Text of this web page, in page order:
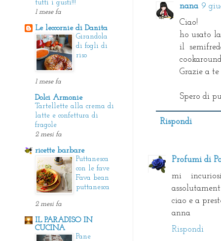
nana 9
Ciao!
ho usato
il
Grazie a
Spero di
Rispondi
Profumi di
mi
ciao e a
anna
Rispondi
tutti i gusti!!!
1 mese fa
Le leccornie di Danita
Girandola
di fogli di
riso
1 mese fa
Dolci Armonie
Tartellette alla crema di
latte e confettura di
fragole
2 mesi fa
ricette barbare
Puttanesca
con le fave
Fava bean
puttanesca
2 mesi fa
IL PARADISO IN
CUCINA
Pane